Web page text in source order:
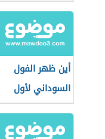
أين ظهر الفول
السوداني لأول
مرة